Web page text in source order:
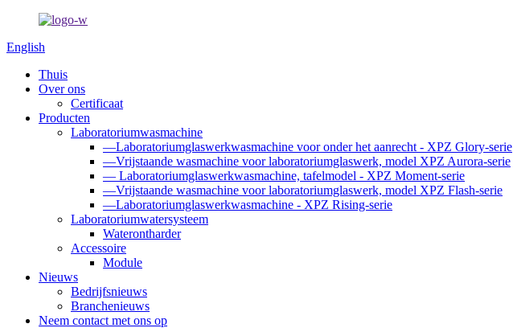
English
Thuis
Over ons
Certificaat
Producten
Laboratoriumwasmachine
—Laboratoriumglaswerkwasmachine voor onder het aanrecht - XPZ Glory-serie
—Vrijstaande wasmachine voor laboratoriumglaswerk, model XPZ Aurora-serie
— Laboratoriumglaswerkwasmachine, tafelmodel - XPZ Moment-serie
—Vrijstaande wasmachine voor laboratoriumglaswerk, model XPZ Flash-serie
—Laboratoriumglaswerkwasmachine - XPZ Rising-serie
Laboratoriumwatersysteem
Waterontharder
Accessoire
Module
Nieuws
Bedrijfsnieuws
Branchenieuws
Neem contact met ons op